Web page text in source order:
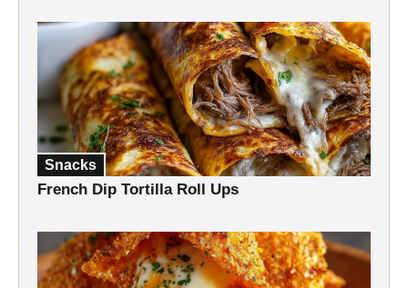
Snacks
French Dip Tortilla Roll Ups